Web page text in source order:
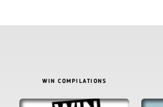
WIN COMPILATIONS